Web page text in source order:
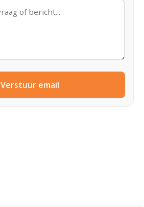
Verstuur email